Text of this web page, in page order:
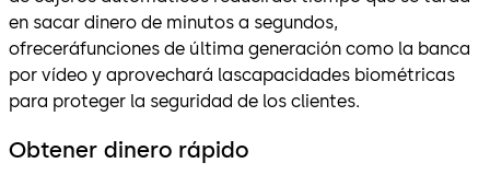
en sacar dinero de minutos a segundos,
ofreceráfunciones de última generación como la banca
por vídeo y aprovechará lascapacidades biométricas
para proteger la seguridad de los clientes.
Obtener dinero rápido